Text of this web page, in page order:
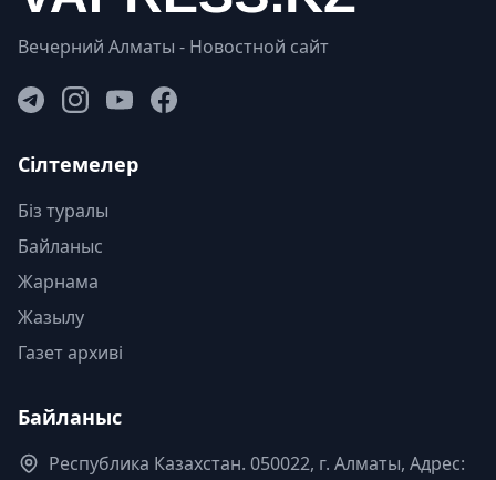
Вечерний Алматы - Новостной сайт
Сілтемелер
Біз туралы
Байланыс
Жарнама
Жазылу
Газет архиві
Байланыс
Республика Казахстан. 050022, г. Алматы, Адрес: